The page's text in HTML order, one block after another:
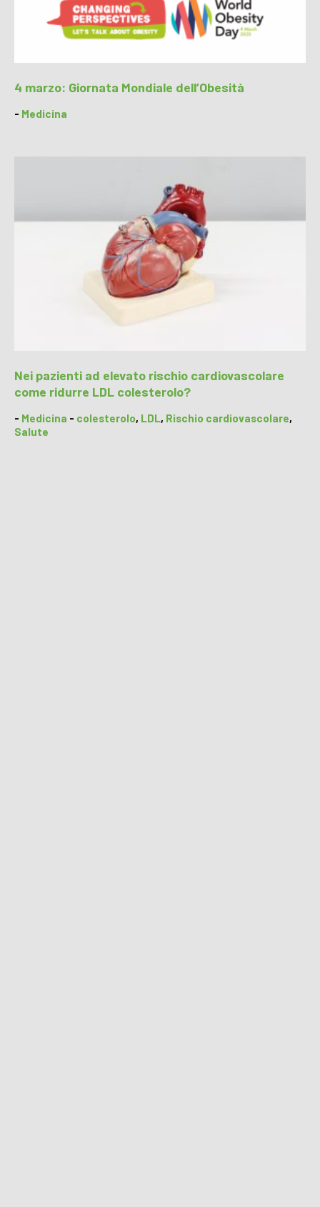
4 marzo: Giornata Mondiale dell’Obesità
- Medicina
Nei pazienti ad elevato rischio cardiovascolare
come ridurre LDL colesterolo?
- Medicina - colesterolo, LDL, Rischio cardiovascolare,
Salute